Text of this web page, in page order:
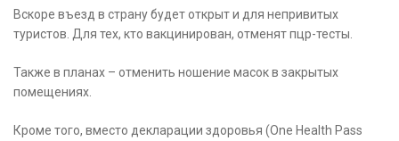
Вскоре въезд в страну будет открыт и для непривитых
туристов. Для тех, кто вакцинирован, отменят пцр-тесты.
Также в планах – отменить ношение масок в закрытых
помещениях.
Кроме того, вместо декларации здоровья (One Health Pass